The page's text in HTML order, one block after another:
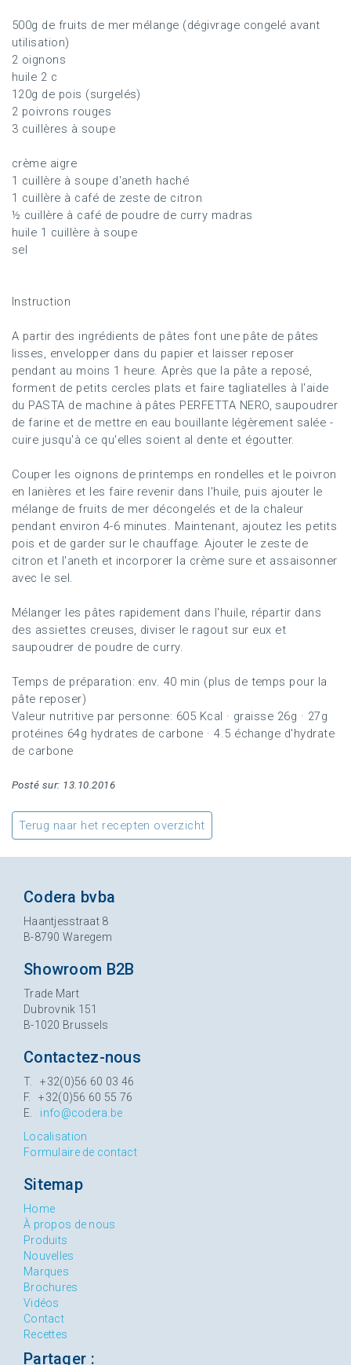
500g de fruits de mer mélange (dégivrage congelé avant
utilisation)
2 oignons
huile 2 c
120g de pois (surgelés)
2 poivrons rouges
3 cuillères à soupe
crème aigre
1 cuillère à soupe d'aneth haché
1 cuillère à café de zeste de citron
½ cuillère à café de poudre de curry madras
huile 1 cuillère à soupe
sel
Instruction
A partir des ingrédients de pâtes font une pâte de pâtes
lisses, envelopper dans du papier et laisser reposer
pendant au moins 1 heure.Après que la pâte a reposé,
forment de petits cercles plats et faire tagliatelles à l'aide
du PASTA de machine à pâtes PERFETTA NERO, saupoudrer
de farine et de mettre en eau bouillante légèrement salée -
cuire jusqu'à ce qu'elles soient al dente et égoutter.
Couper les oignons de printemps en rondelles et le poivron
en lanières et les faire revenir dans l'huile, puis ajouter le
mélange de fruits de mer décongelés et de la chaleur
pendant environ 4-6 minutes. Maintenant, ajoutez les petits
pois et de garder sur le chauffage.Ajouter le zeste de
citron et l'aneth et incorporer la crème sure et assaisonner
avec le sel.
Mélanger les pâtes rapidement dans l'huile, répartir dans
des assiettes creuses, diviser le ragout sur eux et
saupoudrer de poudre de curry.
Temps de préparation: env. 40 min (plus de temps pour la
pâte reposer)
Valeur nutritive par personne: 605 Kcal · graisse 26g · 27g
protéines 64g hydrates de carbone · 4.5 échange d'hydrate
de carbone
Posté sur: 13.10.2016
Terug naar het recepten overzicht
Codera bvba
Haantjesstraat 8
B-8790 Waregem
Showroom B2B
Trade Mart
Dubrovnik 151
B-1020 Brussels
Contactez-nous
T. +32(0)56 60 03 46
F. +32(0)56 60 55 76
E. info@codera.be
Localisation
Formulaire de contact
Sitemap
Home
À propos de nous
Produits
Nouvelles
Marques
Brochures
Vidéos
Contact
Recettes
Partager :